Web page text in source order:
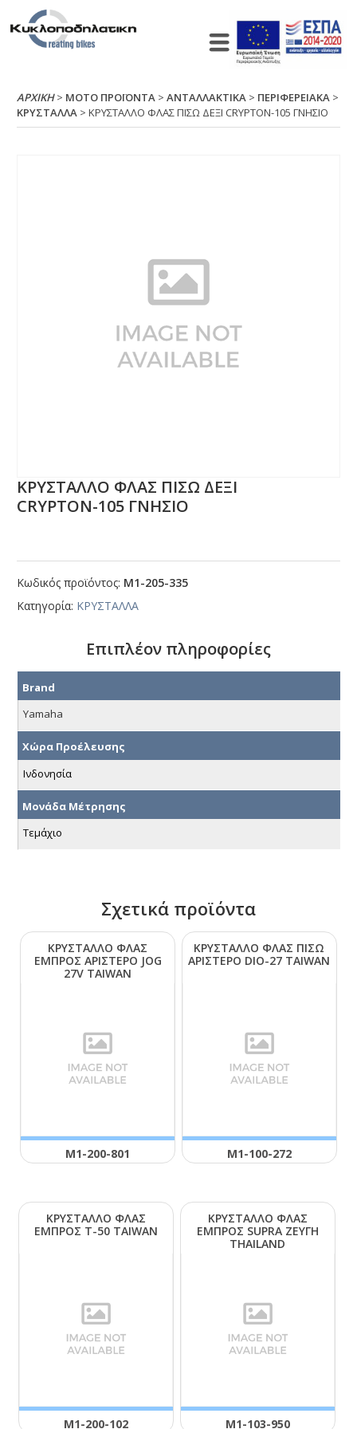
ΑΡΧΙΚΉ> ΜΟΤΟ ΠΡΟΪΟΝΤΑ >ΑΝΤΑΛΛΑΚΤΙΚΑ > ΠΕΡΙΦΕΡΕΙΑΚΑ >
ΚΡΥΣΤΑΛΛΑ > ΚΡΥΣΤΑΛΛΟ ΦΛΑΣ ΠΙΣΩ ΔΕΞΙ CRΥΡΤΟΝ-105 ΓΝΗΣΙΟ
ΚΡΥΣΤΑΛΛΟ ΦΛΑΣ ΠΙΣΩ ΔΕΞΙ
CRΥΡΤΟΝ-105 ΓΝΗΣΙΟ
Κωδικός προϊόντος: Μ1-205-335
Κατηγορία: ΚΡΥΣΤΑΛΛΑ
Επιπλέον πληροφορίες
Brand
Yamaha
Χώρα Προέλευσης
Ινδονησία
Μονάδα Μέτρησης
Τεμάχιο
Σχετικά προϊόντα
ΚΡΥΣΤΑΛΛΟ ΦΛΑΣ
ΕΜΠΡΟΣ ΑΡΙΣΤΕΡΟ JΟG
27V ΤΑΙWΑΝ
Μ1-200-801
ΚΡΥΣΤΑΛΛΟ ΦΛΑΣ ΠΙΣΩ
ΑΡΙΣΤΕΡΟ DΙΟ-27 ΤΑΙWΑΝ
Μ1-100-272
ΚΡΥΣΤΑΛΛΟ ΦΛΑΣ
ΕΜΠΡΟΣ Τ-50 ΤΑΙWΑΝ
Μ1-200-102
ΚΡΥΣΤΑΛΛΟ ΦΛΑΣ
ΕΜΠΡΟΣ SUΡRΑ ΖΕΥΓΗ
ΤΗΑΙLΑΝD
Μ1-103-950